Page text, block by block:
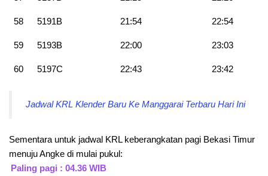
58 5191B 21:54 22:54
59 5193B 22:00 23:03
60 5197C 22:43 23:42
Jadwal KRL Klender Baru Ke Manggarai Terbaru Hari Ini
Sementara untuk jadwal KRL keberangkatan pagi Bekasi Timur
menuju Angke di mulai pukul:
Paling pagi : 04.36 WIB